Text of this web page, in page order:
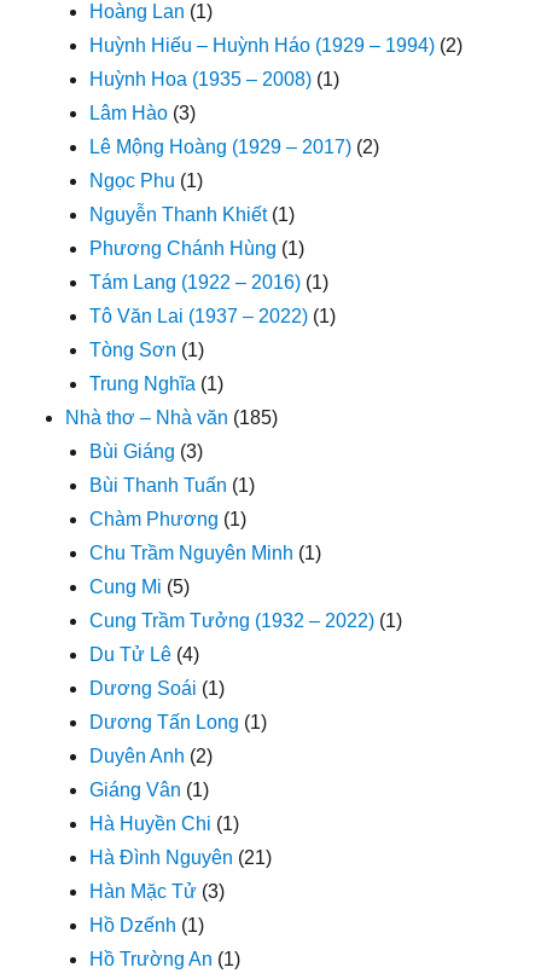
Hoàng Lan (1)
Huỳnh Hiếu – Huỳnh Háo (1929 – 1994) (2)
Huỳnh Hoa (1935 – 2008) (1)
Lâm Hào (3)
Lê Mộng Hoàng (1929 – 2017) (2)
Ngọc Phu (1)
Nguyễn Thanh Khiết(1)
Phương Chánh Hùng (1)
Tám Lang (1922 – 2016) (1)
Tô Văn Lai (1937 – 2022) (1)
Tòng Sơn (1)
Trung Nghĩa (1)
Nhà thơ – Nhà văn (185)
Bùi Giáng (3)
Bùi Thanh Tuấn (1)
Chàm Phương (1)
Chu Trầm Nguyên Minh (1)
Cung Mi (5)
Cung Trầm Tưởng (1932 – 2022) (1)
Du Tử Lê (4)
Dương Soái (1)
Dương Tấn Long (1)
Duyên Anh (2)
Giáng Vân (1)
Hà Huyền Chi (1)
Hà Đình Nguyên (21)
Hàn Mặc Tử (3)
Hồ Dzếnh (1)
Hồ Trường An (1)